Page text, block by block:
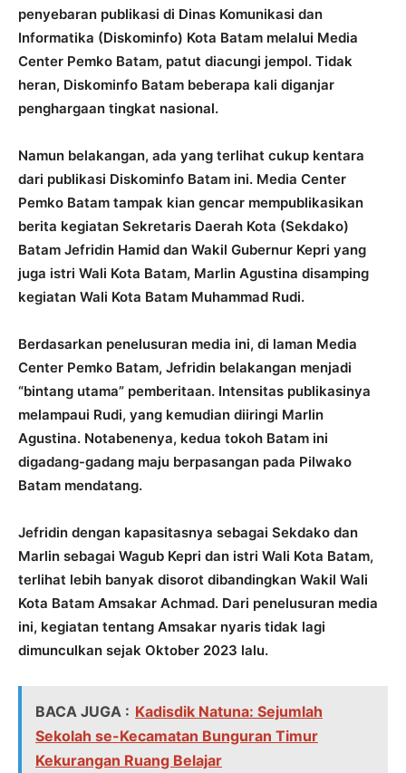
penyebaran publikasi di Dinas Komunikasi dan
Informatika (Diskominfo) Kota Batam melalui Media
Center Pemko Batam, patut diacungi jempol. Tidak
heran, Diskominfo Batam beberapa kali diganjar
penghargaan tingkat nasional.
Namun belakangan, ada yang terlihat cukup kentara
dari publikasi Diskominfo Batam ini. Media Center
Pemko Batam tampak kian gencar mempublikasikan
berita kegiatan Sekretaris Daerah Kota (Sekdako)
Batam Jefridin Hamid dan Wakil Gubernur Kepri yang
juga istri Wali Kota Batam, Marlin Agustina disamping
kegiatan Wali Kota Batam Muhammad Rudi.
Berdasarkan penelusuran media ini, di laman Media
Center Pemko Batam, Jefridin belakangan menjadi
“bintang utama” pemberitaan. Intensitas publikasinya
melampaui Rudi, yang kemudian diiringi Marlin
Agustina. Notabenenya, kedua tokoh Batam ini
digadang-gadang maju berpasangan pada Pilwako
Batam mendatang.
Jefridin dengan kapasitasnya sebagai Sekdako dan
Marlin sebagai Wagub Kepri dan istri Wali Kota Batam,
terlihat lebih banyak disorot dibandingkan Wakil Wali
Kota Batam Amsakar Achmad. Dari penelusuran media
ini, kegiatan tentang Amsakar nyaris tidak lagi
dimunculkan sejak Oktober 2023 lalu.
BACA JUGA : Kadisdik Natuna: Sejumlah
Sekolah se-Kecamatan Bunguran Timur
Kekurangan Ruang Belajar